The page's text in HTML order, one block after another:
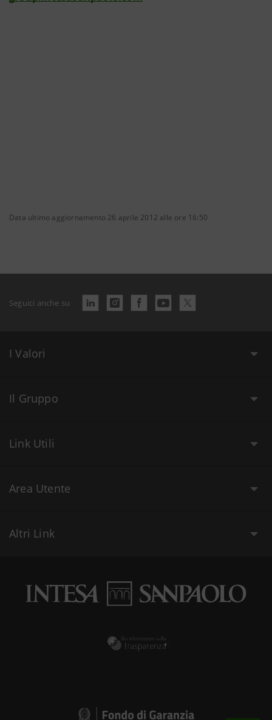
Data ultimo aggiornamento 26 aprile 2012 alle ore 16:50
Seguici anche su
I Valori
Il Gruppo
Link Utili
Area Utente
Altri Link